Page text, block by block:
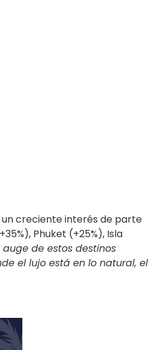
creciente interés de parte
Phuket (+25%), Isla
auge de estos destinos
el lujo está en lo natural, el